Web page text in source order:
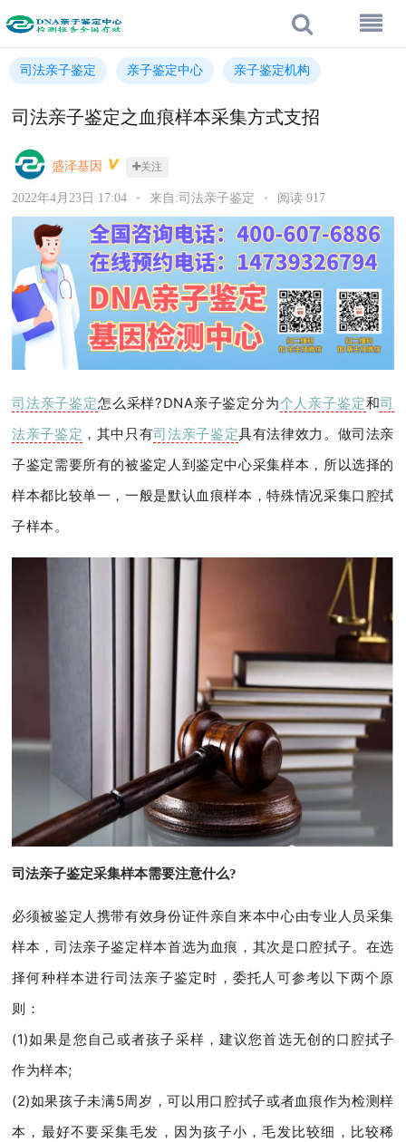
司法亲子鉴定 亲子鉴定中心 亲子鉴定机构
司法亲子鉴定之血痕样本采集方式支招
盛泽基因 关注
2022年4月23日 17:04 • 来自:司法亲子鉴定 • 阅读 917
司法亲子鉴定怎么采样?DNA亲子鉴定分为个人亲子鉴定和司
法亲子鉴定 ，其中只有司法亲子鉴定具有法律效力。做司法亲
子鉴定需要所有的被鉴定人到鉴定中心采集样本，所以选择的
样本都比较单一，一般是默认血痕样本，特殊情况采集口腔拭
子样本。
司法亲子鉴定采集样本需要注意什么?
必须被鉴定人携带有效身份证件亲自来本中心由专业人员采集
样本，司法亲子鉴定样本首选为血痕，其次是口腔拭子。在选
择何种样本进行司法亲子鉴定时，委托人可参考以下两个原
则：
(1)如果是您自己或者孩子采样，建议您首选无创的口腔拭子
作为样本;
(2)如果孩子未满5周岁，可以用口腔拭子或者血痕作为检测样
本，最好不要采集毛发，因为孩子小，毛发比较细，比较稀